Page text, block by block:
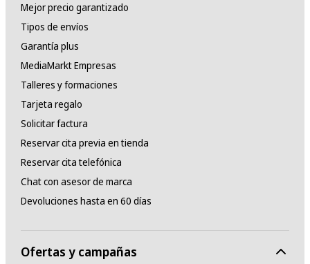
Mejor precio garantizado
Tipos de envíos
Garantía plus
MediaMarkt Empresas
Talleres y formaciones
Tarjeta regalo
Solicitar factura
Reservar cita previa en tienda
Reservar cita telefónica
Chat con asesor de marca
Devoluciones hasta en 60 días
Ofertas y campañas